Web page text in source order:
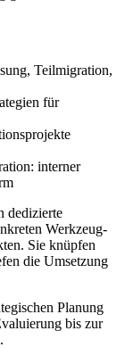
Teilmigration,
für
interner
dedizierte
Werkzeug-
Sie knüpfen
die Umsetzung
Planung
bis zur